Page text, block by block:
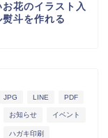
花のイラスト入
熨斗を作れる
JPG LINE PDF
お知らせ イベント
ハガキ印刷